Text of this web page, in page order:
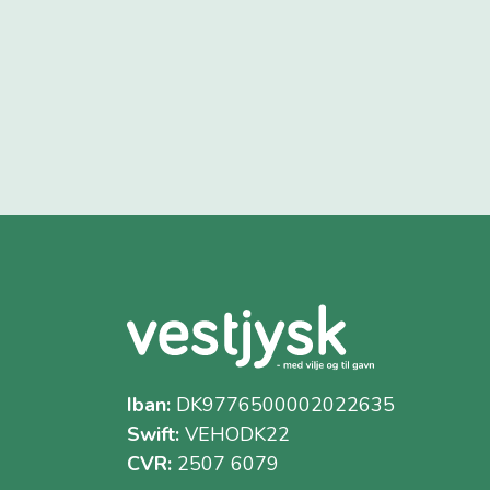
Iban:DK9776500002022635
Swift:VEHODK22
CVR:2507 6079